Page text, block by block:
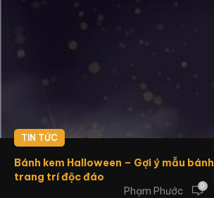
TIN TỨC
Bánh kem Halloween – Gợi ý mẫu bánh
trang trí độc đáo
Phạm Phước
0